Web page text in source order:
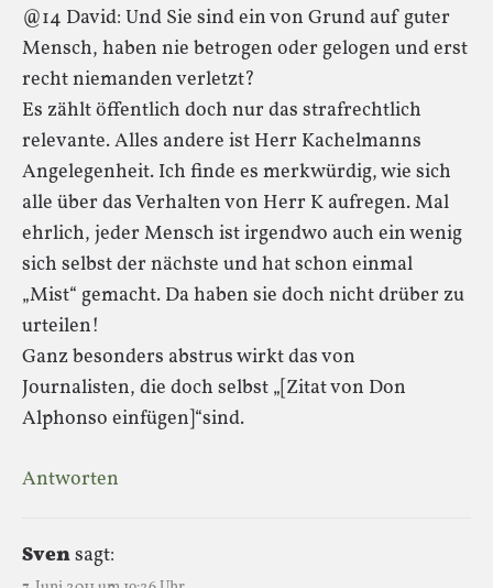
@14 David: Und Sie sind ein von Grund auf guter
Mensch, haben nie betrogen oder gelogen und erst
recht niemanden verletzt?
Es zählt öffentlich doch nur das strafrechtlich
relevante. Alles andere ist Herr Kachelmanns
Angelegenheit. Ich finde es merkwürdig, wie sich
alle über das Verhalten von Herr K aufregen. Mal
ehrlich, jeder Mensch ist irgendwo auch ein wenig
sich selbst der nächste und hat schon einmal
„Mist“ gemacht. Da haben sie doch nicht drüber zu
urteilen!
Ganz besonders abstrus wirkt das von
Journalisten, die doch selbst „[Zitat von Don
Alphonso einfügen]“sind.
Antworten
Svensagt: